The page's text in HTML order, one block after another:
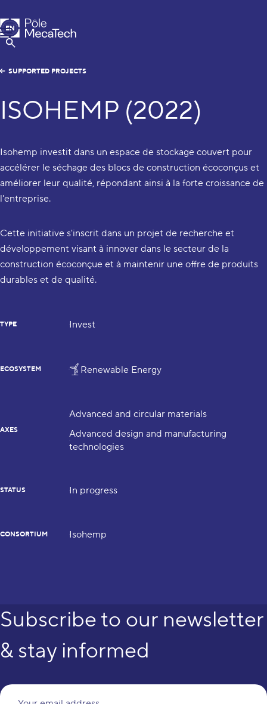
MecaTech
Menu
Show Search
EN
FR
SUPPORTED PROJECTS
ISOHEMP (2022)
Isohemp investit dans un espace de stockage couvert pour
accélérer le séchage des blocs de construction écoconçus et
améliorer leur qualité, répondant ainsi à la forte croissance de
l'entreprise.
Cette initiative s'inscrit dans un projet de recherche et
développement visant à innover dans le secteur de la
construction écoconçue et à maintenir une offre de produits
durables et de qualité.
TYPE Invest
ECOSYSTEM Renewable Energy
AXES
Advanced and circular materials
Advanced design and manufacturing
technologies
STATUS In progress
CONSORTIUM Isohemp
Subscribe to our newsletter
& stay informed